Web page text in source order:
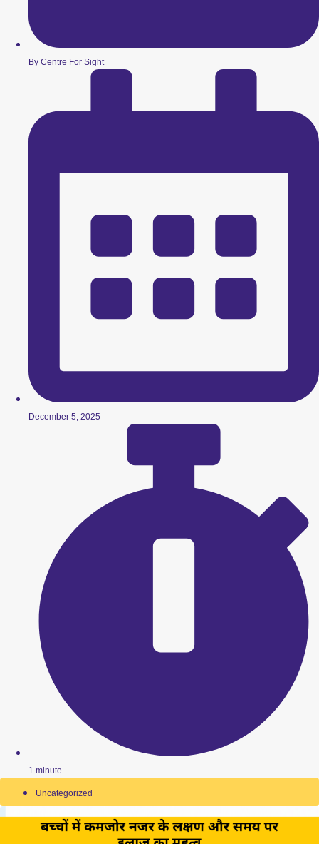
By Centre For Sight
December 5, 2025
1 minute
Uncategorized